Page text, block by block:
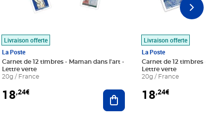
au panier
Livraison offerte
La Poste
Carnet de 12 timbres - Maman dans l'art -
Lettre verte
20g / France
18,24€ Ajouter au panier
Livraison offerte
La Poste
Carnet de 12 timbres - Le
Lettre verte
20g / France
18,24€